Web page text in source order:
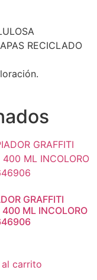
RECICLADO
GRAFFITI
400 ML INCOLORO
carrito